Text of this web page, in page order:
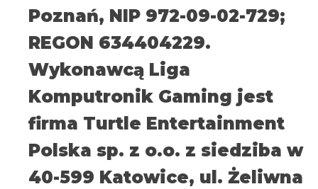
Poznań, NIP 972-09-02-729;
REGON 634404229.
Wykonawcą Liga
Komputronik Gaming jest
firma Turtle Entertainment
Polska sp. z o.o. z siedziba w
40-599 Katowice, ul. Żeliwna